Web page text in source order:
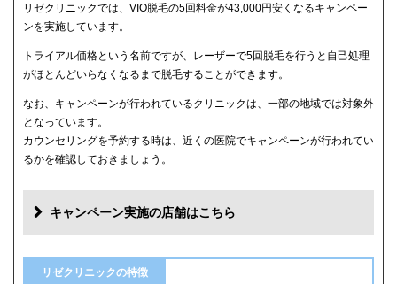
リゼクリニックでは、VIO脱毛の5回料金が43,000円安くなるキャンペー
ンを実施しています。
トライアル価格という名前ですが、レーザーで5回脱毛を行うと自己処理
がほとんどいらなくなるまで脱毛することができます。
なお、キャンペーンが行われているクリニックは、一部の地域では対象外
となっています。
カウンセリングを予約する時は、近くの医院でキャンペーンが行われてい
るかを確認しておきましょう。
キャンペーン実施の店舗はこちら
リゼクリニックの特徴